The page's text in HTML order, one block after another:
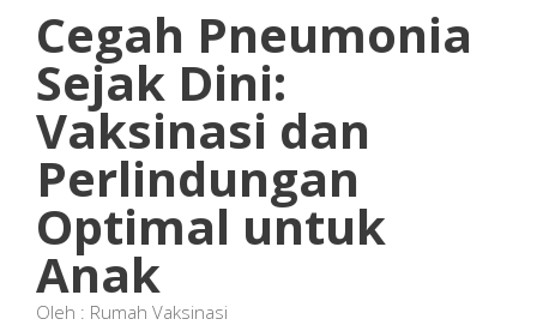
Cegah Pneumonia
Sejak Dini:
Vaksinasi dan
Perlindungan
Optimal untuk
Anak
Oleh : Rumah Vaksinasi